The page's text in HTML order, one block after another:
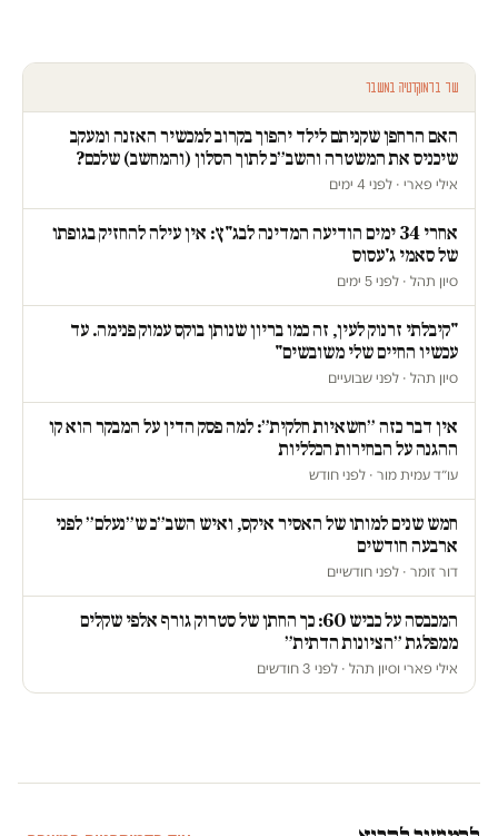
עוד בדמוקרטיה במשבר
האם הרחפן שקניתם לילד יהפוך בקרוב למכשיר האזנה ומעקב
שיכניס את המשטרה והשב״כ לתוך הסלון (והמחשב) שלכם?
אילי פארי · לפני 4 ימים
אחרי 34 ימים הודיעה המדינה לבג"ץ: אין עילה להחזיק בגופתו
של סאמי ג'עסוס
סיון תהל · לפני 5 ימים
"קיבלתי זרנוק לעין, זה כמו בריון שנותן בוקס עמוק פנימה. עד
עכשיו החיים שלי משובשים"
סיון תהל · לפני שבועיים
אין דבר כזה ״חשאיות חלקית״: למה פסק הדין על המבקר הוא קו
ההגנה על הבחירות הכלליות
עו״ד עמית מור · לפני חודש
חמש שנים למותו של האסיר איקס, ואיש השב״כ ש״נעלם״ לפני
ארבעה חודשים
דור זומר · לפני חודשיים
המכבסה על כביש 60: כך החתן של סטרוק גורף אלפי שקלים
ממפלגת ״הציונות הדתית״
אילי פארי וסיון תהל · לפני 3 חודשים